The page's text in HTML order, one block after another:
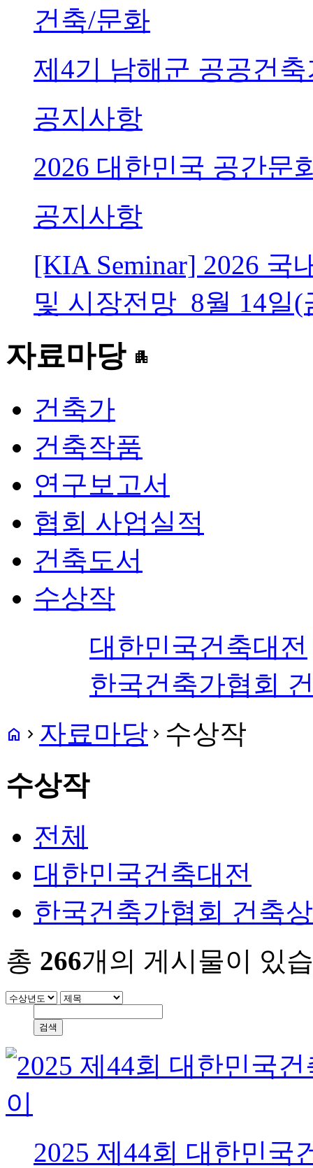
건축/문화
제4기 남해군 공공건
공지사항
2026 대한민국 공간문
공지사항
[KIA Seminar] 2026 국
및 시장전망_8월 14일(
자료마당 apartment
건축가
건축작품
연구보고서
협회 사업실적
건축도서
수상작
대한민국건축대전
한국건축가협회
home navigate_next 자료마당 navigate_next 수상작
수상작
전체
대한민국건축대전
한국건축가협회 건축상
총 266개의 게시물이 있
2025 제44회 대한민국